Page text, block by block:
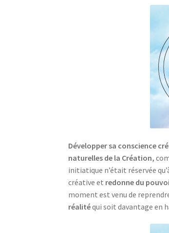
Développer sa conscience
naturelles de la Création,
initiatique n’était réservée
créative et redonne du
moment est venu de
réalitéqui soit davantage en